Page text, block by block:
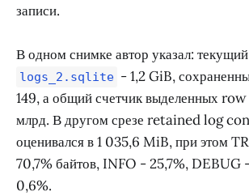
записи.
В одном снимке автор указал:
logs_2.sqlite - 1,2 GiB,
149, а общий счетчик выделенных
млрд. В другом срезе retained log
оценивался в 1 035,6 MiB, при этом
70,7% байтов, INFO - 25,7%,
0,6%.